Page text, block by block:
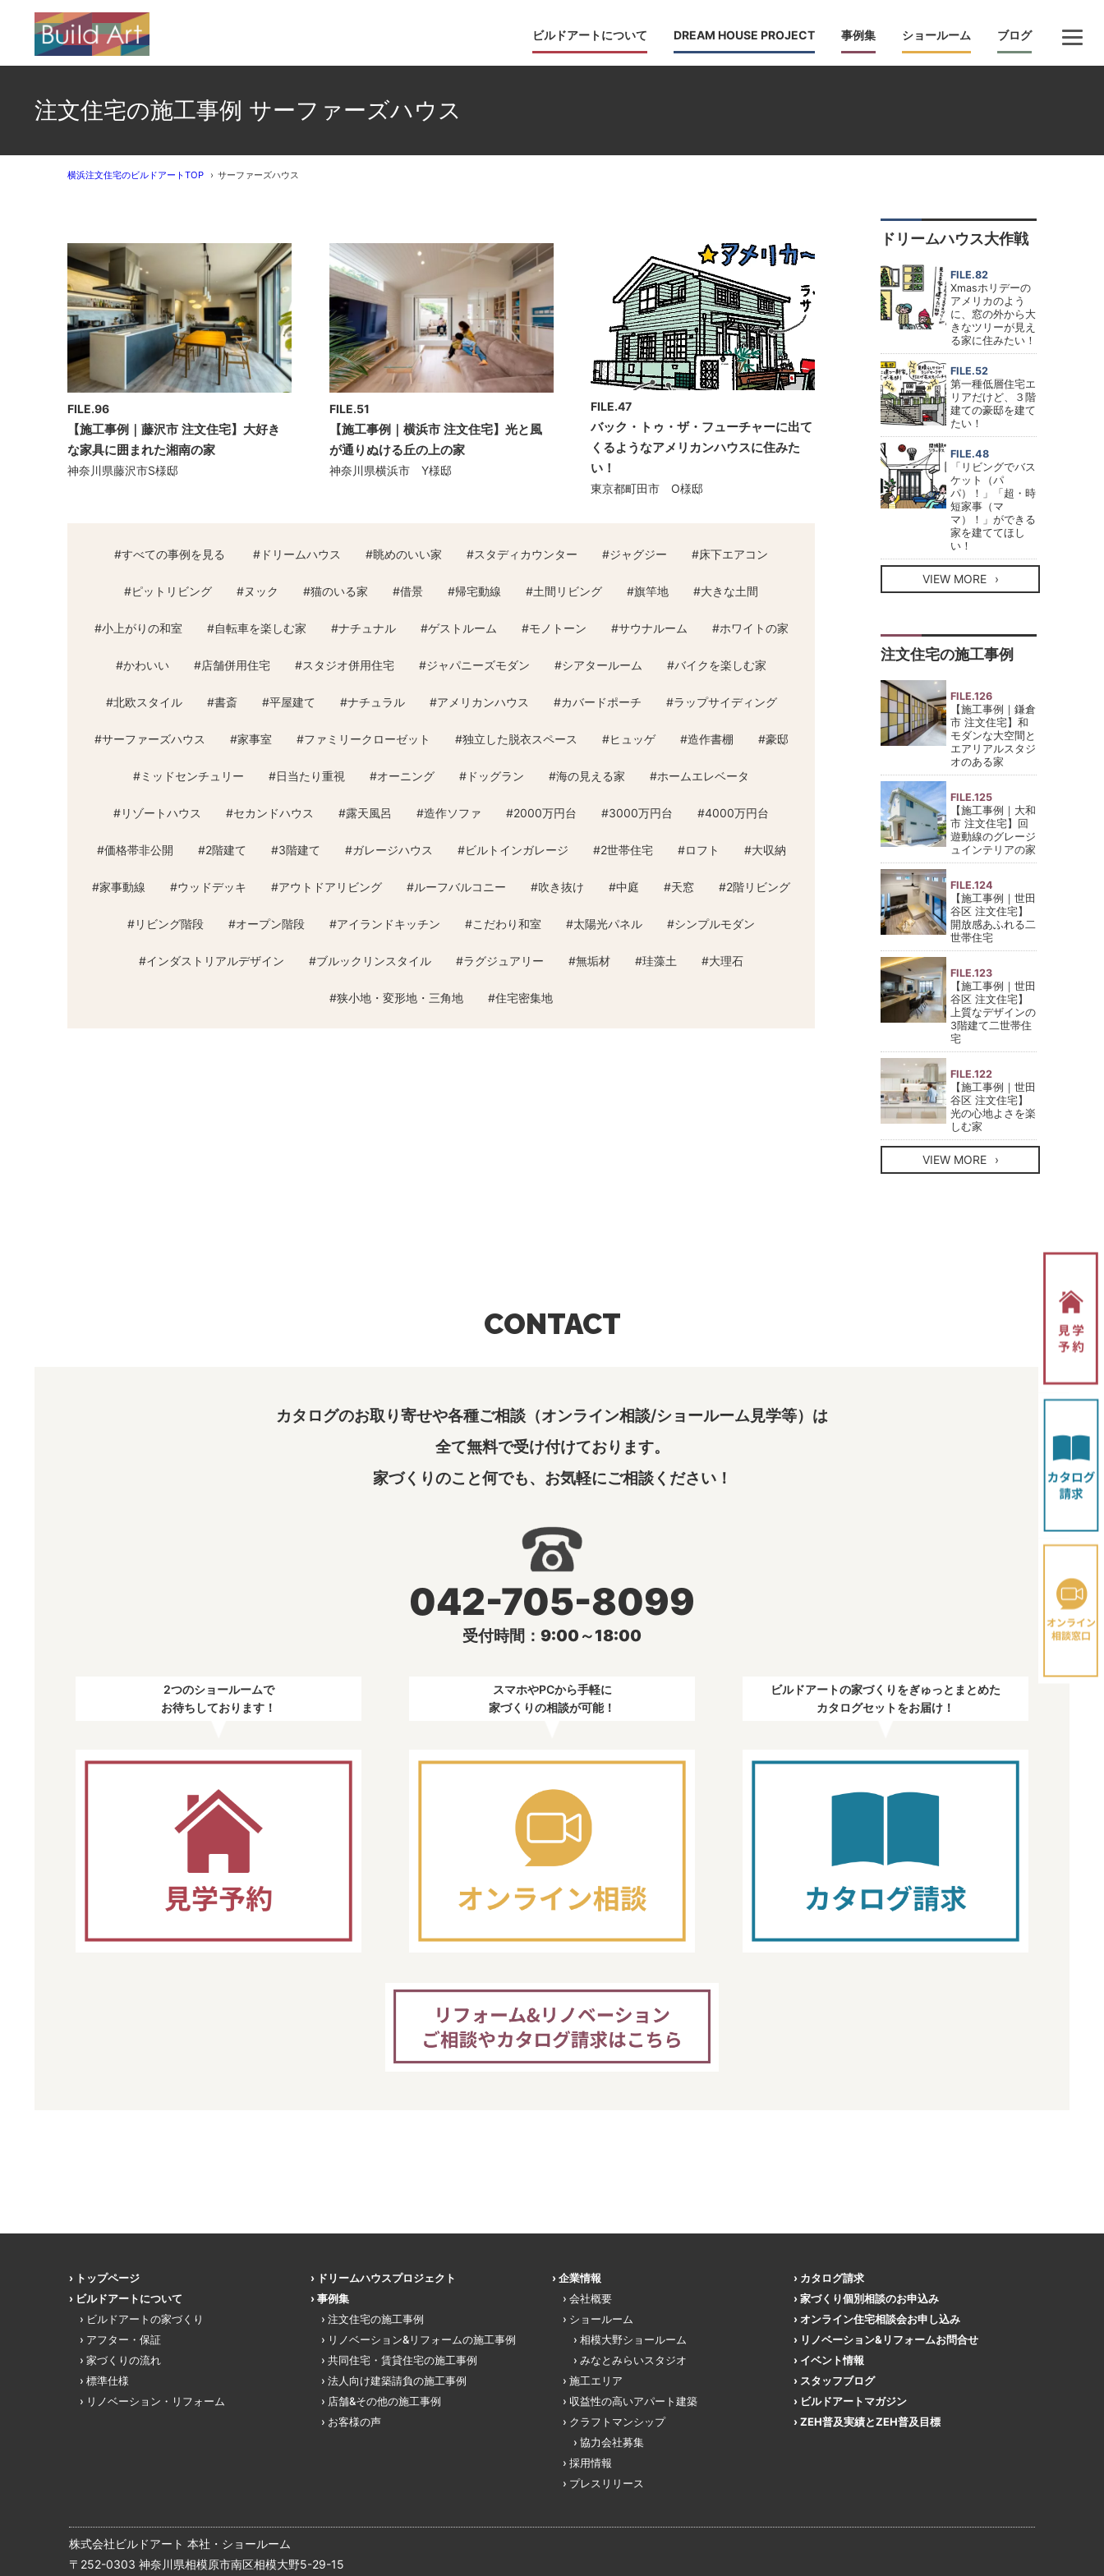
ビルドアートについて DREAM HOUSE PROJECT 事例集 ショールーム ブログ
注文住宅の施工事例 サーファーズハウス
横浜注文住宅のビルドアートTOP サーファーズハウス
FILE.96
【施工事例｜藤沢市 注文住宅】大好き
な家具に囲まれた湘南の家
神奈川県藤沢市S様邸
FILE.51
【施工事例｜横浜市 注文住宅】光と風
が通りぬける丘の上の家
神奈川県横浜市 Y様邸
FILE.47
バック・トゥ・ザ・フューチャーに出て
くるようなアメリカンハウスに住みた
い！
東京都町田市 O様邸
#すべての事例を見る # ドリームハウス #眺めのいい家 #スタディカウンター #ジャグジー #床下エアコン
#ピットリビング #ヌック #猫のいる家 #借景 #帰宅動線 #土間リビング #旗竿地 #大きな土間
#小上がりの和室 #自転車を楽しむ家 #ナチュナル #ゲストルーム #モノトーン #サウナルーム #ホワイトの家
#かわいい #店舗併用住宅 #スタジオ併用住宅 #ジャパニーズモダン #シアタールーム #バイクを楽しむ家
#北欧スタイル #書斎 #平屋建て #ナチュラル #アメリカンハウス #カバードポーチ #ラップサイディング
#サーファーズハウス #家事室 #ファミリークローゼット #独立した脱衣スペース #ヒュッゲ #造作書棚 #豪邸
#ミッドセンチュリー #日当たり重視 #オーニング # ドッグラン #海の見える家 #ホームエレベータ
#リゾートハウス #セカンドハウス #露天風呂 #造作ソファ #2000万円台 #3000万円台 #4000万円台
#価格帯非公開 #2階建て #3階建て #ガレージハウス #ビルトインガレージ #2世帯住宅 #ロフト #大収納
#家事動線 #ウッドデッキ #アウトドアリビング #ルーフバルコニー #吹き抜け #中庭 #天窓 #2階リビング
#リビング階段 #オープン階段 #アイランドキッチン #こだわり和室 #太陽光パネル #シンプルモダン
#インダストリアルデザイン #ブルックリンスタイル #ラグジュアリー #無垢材 #珪藻土 #大理石
#狭小地・変形地・三角地 #住宅密集地
ドリームハウス大作戦
FILE.82
Xmasホリデーの
アメリカのよう
に、窓の外から大
きなツリーが見え
る家に住みたい！
FILE.52
第一種低層住宅エ
リアだけど、３階
建ての豪邸を建て
たい！
FILE.48
「リビングでバス
ケット（パ
パ）！」「超・時
短家事（マ
マ）！」ができる
家を建ててほし
い！
VIEW MORE
注文住宅の施工事例
FILE.126
【施工事例｜鎌倉
市 注文住宅】和
モダンな大空間と
エアリアルスタジ
オのある家
FILE.125
【施工事例｜大和
市 注文住宅】回
遊動線のグレージ
ュインテリアの家
FILE.124
【施工事例｜世田
谷区 注文住宅】
開放感あふれる二
世帯住宅
FILE.123
【施工事例｜世田
谷区 注文住宅】
上質なデザインの
3階建て二世帯住
宅
FILE.122
【施工事例｜世田
谷区 注文住宅】
光の心地よさを楽
しむ家
VIEW MORE
CONTACT
カタログのお取り寄せや各種ご相談（オンライン相談/ショールーム見学等）は
全て無料で受け付けております。
家づくりのこと何でも、お気軽にご相談ください！
042-705-8099
受付時間：9:00～18:00
2つのショールームで
お待ちしております！
スマホやPCから手軽に
家づくりの相談が可能！
ビルドアートの家づくりをぎゅっとまとめた
カタログセットをお届け！
トップページ
ビルドアートについて
ビルドアートの家づくり
アフター・保証
家づくりの流れ
標準仕様
リノベーション・リフォーム
ドリームハウスプロジェクト
事例集
注文住宅の施工事例
リノベーション&リフォームの施工事例
共同住宅・賃貸住宅の施工事例
法人向け建築請負の施工事例
店舗&その他の施工事例
お客様の声
企業情報
会社概要
ショールーム
相模大野ショールーム
みなとみらいスタジオ
施工エリア
収益性の高いアパート建築
クラフトマンシップ
協力会社募集
採用情報
プレスリリース
カタログ請求
家づくり個別相談のお申込み
オンライン住宅相談会お申し込み
リノベーション&リフォームお問合せ
イベント情報
スタッフブログ
ビルドアートマガジン
ZEH普及実績とZEH普及目標
株式会社ビルドアート 本社・ショールーム
〒252-0303 神奈川県相模原市南区相模大野5-29-15